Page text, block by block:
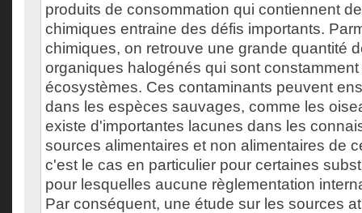
produits de consommation qui contiennent
chimiques entraine des défis importants.
chimiques, on retrouve une grande quantité
organiques halogénés qui sont
écosystèmes. Ces contaminants peuvent
dans les espèces sauvages, comme les
existe d'importantes lacunes dans les
sources alimentaires et non alimentaires de
c'est le cas en particulier pour certaines
pour lesquelles aucune règlementation
Par conséquent, une étude sur les sources